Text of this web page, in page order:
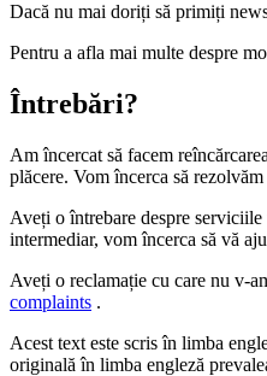
Dacă nu mai doriți să primiți
Pentru a afla mai multe despre
Întrebări?
Am încercat să facem
plăcere. Vom încerca să
Aveți o întrebare despre
intermediar, vom încerca să vă
Aveți o reclamație cu care nu v-
complaints .
Acest text este scris în limba
originală în limba engleză